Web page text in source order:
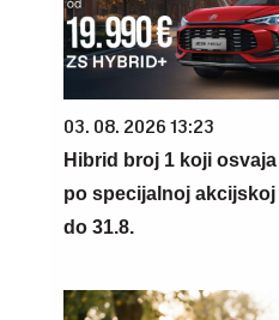
03. 08. 2026 13:23
Hibrid broj 1 koji
po specijalnoj akcijskoj
do 31.8.